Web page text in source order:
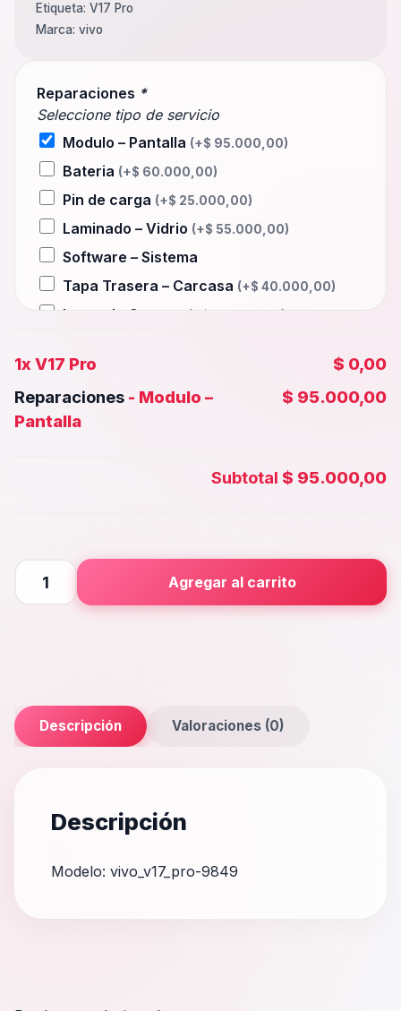
Reparaciones *
Seleccione tipo de servicio
Modulo – Pantalla (+$ 95.000,00)
Bateria (+$ 60.000,00)
Pin de carga (+$ 25.000,00)
Laminado – Vidrio (+$ 55.000,00)
Software – Sistema
Tapa Trasera – Carcasa (+$ 40.000,00)
Lente de Camara
Wifi – Señal – Antena
Camara Trasera(+$ 45.000,00
Camara frontal, Selfie – Face id
(+$25.000,00 )
Placa Principal
1x V17 Pro
$ 0,00
Reparaciones - Modulo –
Pantalla
$ 95.000,00
Subtotal $ 95.000,00
Agregar al carrito
Etiqueta: V17 Pro
Marca: vivo
Descripción Valoraciones (0)
Descripción
Modelo: vivo_v17_pro-9849